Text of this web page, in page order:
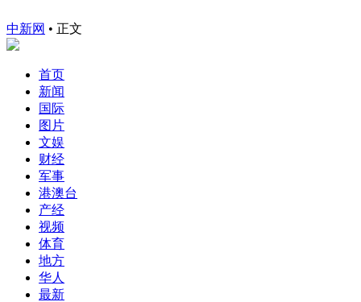
中新网 • 正文
首页
新闻
国际
图片
文娱
财经
军事
港澳台
产经
视频
体育
地方
华人
最新